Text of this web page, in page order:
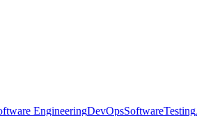
EngineeringDevOpsSoftwareTesting